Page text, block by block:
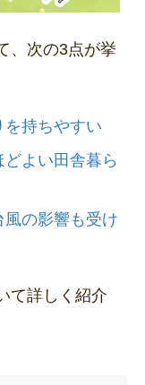
、次の3点が挙
持ちやすい
よい田舎暮ら
の影響も受け
て詳しく紹介